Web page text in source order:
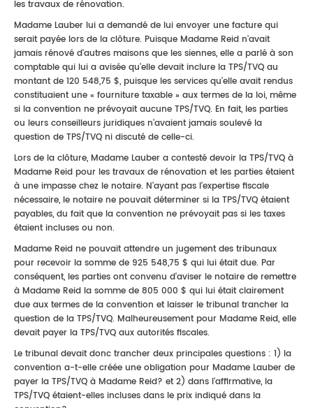
les travaux de rénovation.
Madame Lauber lui a demandé de lui envoyer une facture qui
serait payée lors de la clôture. Puisque Madame Reid n'avait
jamais rénové d'autres maisons que les siennes, elle a parlé à son
comptable qui lui a avisée qu'elle devait inclure la TPS/TVQ au
montant de 120 548,75 $, puisque les services qu'elle avait rendus
constituaient une « fourniture taxable » aux termes de la loi, même
si la convention ne prévoyait aucune TPS/TVQ. En fait, les parties
ou leurs conseilleurs juridiques n'avaient jamais soulevé la
question de TPS/TVQ ni discuté de celle-ci.
Lors de la clôture, Madame Lauber a contesté devoir la TPS/TVQ à
Madame Reid pour les travaux de rénovation et les parties étaient
à une impasse chez le notaire. N'ayant pas l'expertise fiscale
nécessaire, le notaire ne pouvait déterminer si la TPS/TVQ étaient
payables, du fait que la convention ne prévoyait pas si les taxes
étaient incluses ou non.
Madame Reid ne pouvait attendre un jugement des tribunaux
pour recevoir la somme de 925 548,75 $ qui lui était due. Par
conséquent, les parties ont convenu d'aviser le notaire de remettre
à Madame Reid la somme de 805 000 $ qui lui était clairement
due aux termes de la convention et laisser le tribunal trancher la
question de la TPS/TVQ. Malheureusement pour Madame Reid, elle
devait payer la TPS/TVQ aux autorités fiscales.
Le tribunal devait donc trancher deux principales questions : 1) la
convention a-t-elle créée une obligation pour Madame Lauber de
payer la TPS/TVQ à Madame Reid? et 2) dans l'affirmative, la
TPS/TVQ étaient-elles incluses dans le prix indiqué dans la